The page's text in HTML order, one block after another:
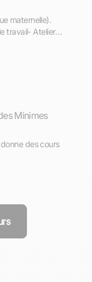
maternelle).
travail- Atelier
Minimes
des cours